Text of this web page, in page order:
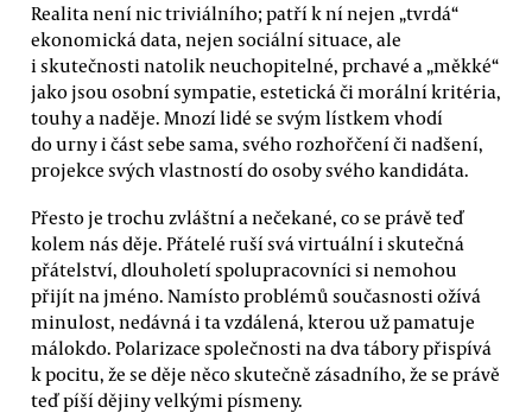
Realita není nic triviálního; patří k ní nejen „tvrdá“
ekonomická data, nejen sociální situace, ale
i skutečnosti natolik neuchopitelné, prchavé a „měkké“
jako jsou osobní sympatie, estetická či morální kritéria,
touhy a naděje. Mnozí lidé se svým lístkem vhodí
do urny i část sebe sama, svého rozhořčení či nadšení,
projekce svých vlastností do osoby svého kandidáta.
Přesto je trochu zvláštní a nečekané, co se právě teď
kolem nás děje. Přátelé ruší svá virtuální i skutečná
přátelství, dlouholetí spolupracovníci si nemohou
přijít na jméno. Namísto problémů současnosti ožívá
minulost, nedávná i ta vzdálená, kterou už pamatuje
málokdo. Polarizace společnosti na dva tábory přispívá
k pocitu, že se děje něco skutečně zásadního, že se právě
teď píší dějiny velkými písmeny.